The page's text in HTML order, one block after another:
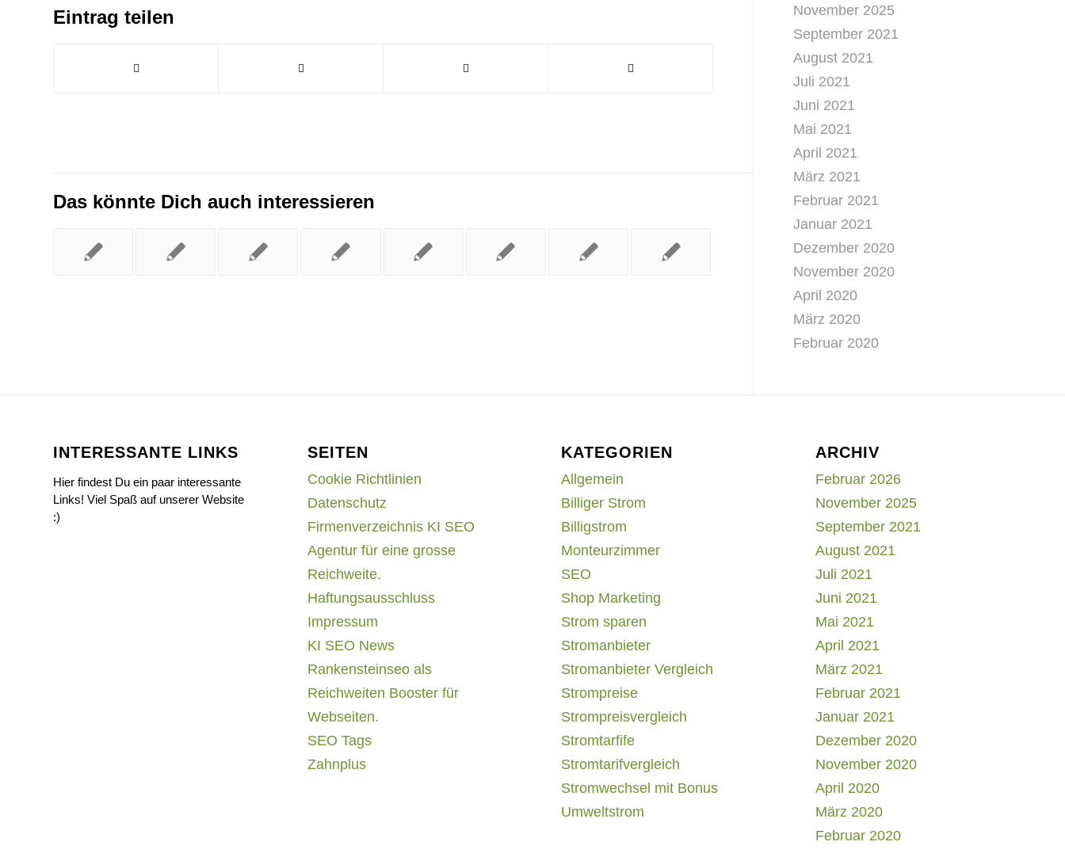
Eintrag teilen
Das könnte Dich auch interessieren
November 2025
September 2021
August 2021
Juli 2021
Juni 2021
Mai 2021
April 2021
März 2021
Februar 2021
Januar 2021
Dezember 2020
November 2020
April 2020
März 2020
Februar 2020
INTERESSANTE LINKS
Hier findest Du ein paar interessante
Links! Viel Spaß auf unserer Website
:)
SEITEN
Cookie Richtlinien
Datenschutz
Firmenverzeichnis KI SEO
Agentur für eine grosse
Reichweite.
Haftungsausschluss
Impressum
KI SEO News
Rankensteinseo als
Reichweiten Booster für
Webseiten.
SEO Tags
Zahnplus
KATEGORIEN
Allgemein
Billiger Strom
Billigstrom
Monteurzimmer
SEO
Shop Marketing
Strom sparen
Stromanbieter
Stromanbieter Vergleich
Strompreise
Strompreisvergleich
Stromtarfife
Stromtarifvergleich
Stromwechsel mit Bonus
Umweltstrom
ARCHIV
Februar 2026
November 2025
September 2021
August 2021
Juli 2021
Juni 2021
Mai 2021
April 2021
März 2021
Februar 2021
Januar 2021
Dezember 2020
November 2020
April 2020
März 2020
Februar 2020